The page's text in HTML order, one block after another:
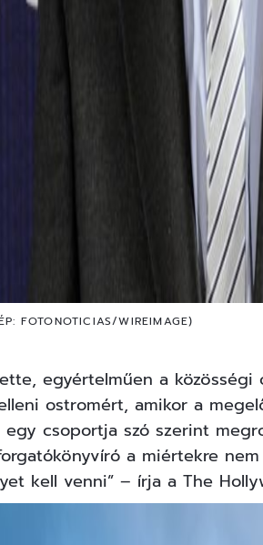
FOTONOTICIAS/WIREIMAGE)
egyértelműen a közösségi
ostromért, amikor a
csoportja szó szerint
a miértekre
kell venni” – írja a The